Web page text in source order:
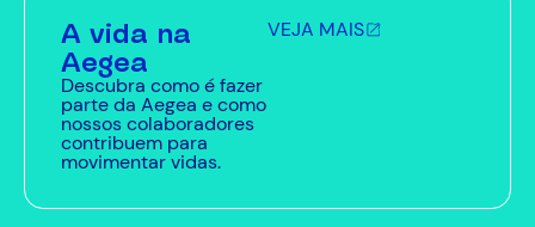
A vida na
Aegea
Descubra como é fazer
parte da Aegea e como
nossos colaboradores
contribuem para
movimentar vidas.
VEJA MAIS